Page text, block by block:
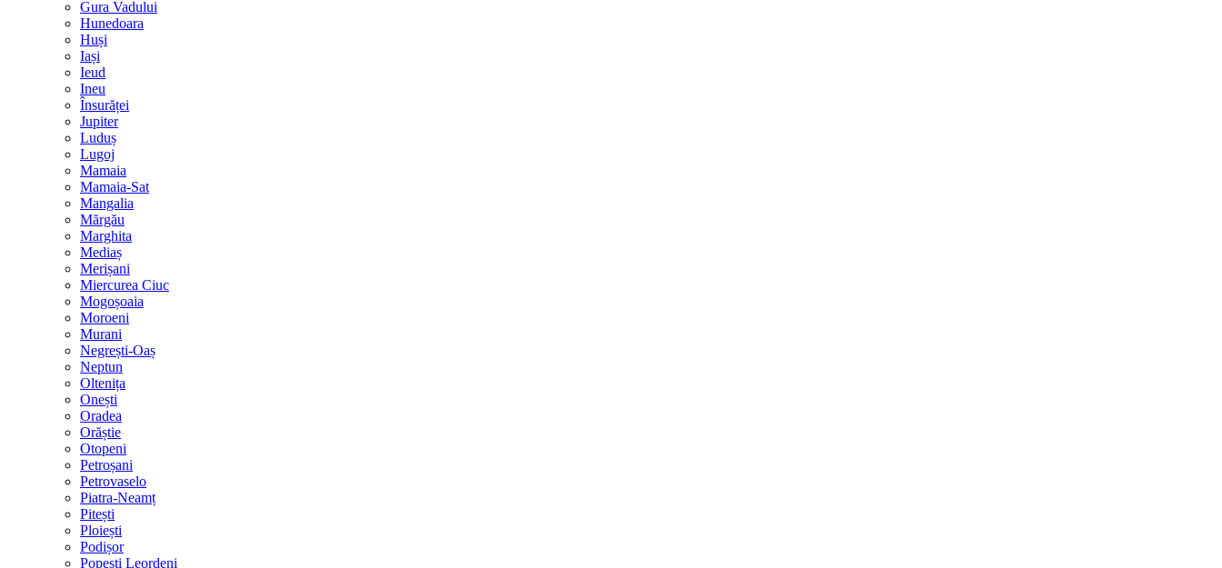
Gura Vadului
Hunedoara
Huși
Iași
Ieud
Ineu
Însurăței
Jupiter
Luduș
Lugoj
Mamaia
Mamaia-Sat
Mangalia
Mărgău
Marghita
Mediaș
Merișani
Miercurea Ciuc
Mogoșoaia
Moroeni
Murani
Negrești-Oaș
Neptun
Oltenița
Onești
Oradea
Orăștie
Otopeni
Petroșani
Petrovaselo
Piatra-Neamț
Pitești
Ploiești
Podișor
Popești Leordeni